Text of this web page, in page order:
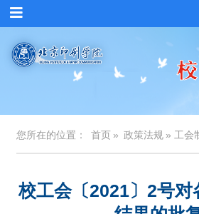
您所在的位置： 首页 » 政策法规 » 工会
校工会〔2021〕2号对